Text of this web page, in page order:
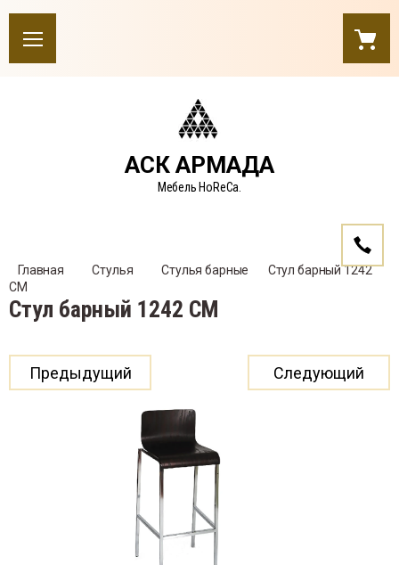
АСК АРМАДА
Мебель HoReCa.
Главная Стулья Стулья барные
    Стул барный 1242
CM
Стул барный 1242 CM
Предыдущий Следующий